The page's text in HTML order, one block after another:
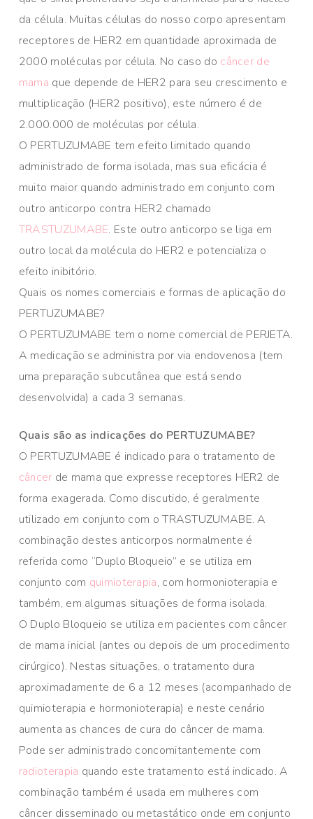
da célula. Muitas células do nosso corpo apresentam
receptores de HER2 em quantidade aproximada de
2000 moléculas por célula. No caso do câncer de
mama que depende de HER2 para seu crescimento e
multiplicação (HER2 positivo), este número é de
2.000.000 de moléculas por célula.
O PERTUZUMABE tem efeito limitado quando
administrado de forma isolada, mas sua eficácia é
muito maior quando administrado em conjunto com
outro anticorpo contra HER2 chamado
TRASTUZUMABE. Este outro anticorpo se liga em
outro local da molécula do HER2 e potencializa o
efeito inibitório.
Quais os nomes comerciais e formas de aplicação do
PERTUZUMABE?
O PERTUZUMABE tem o nome comercial de PERJETA.
A medicação se administra por via endovenosa (tem
uma preparação subcutânea que está sendo
desenvolvida) a cada 3 semanas.
Quais são as indicações do PERTUZUMABE?
O PERTUZUMABE é indicado para o tratamento de
câncer de mama que expresse receptores HER2 de
forma exagerada. Como discutido, é geralmente
utilizado em conjunto com o TRASTUZUMABE. A
combinação destes anticorpos normalmente é
referida como “Duplo Bloqueio” e se utiliza em
conjunto com quimioterapia, com hormonioterapia e
também, em algumas situações de forma isolada.
O Duplo Bloqueio se utiliza em pacientes com câncer
de mama inicial (antes ou depois de um procedimento
cirúrgico). Nestas situações, o tratamento dura
aproximadamente de 6 a 12 meses (acompanhado de
quimioterapia e hormonioterapia) e neste cenário
aumenta as chances de cura do câncer de mama.
Pode ser administrado concomitantemente com
radioterapia quando este tratamento está indicado. A
combinação também é usada em mulheres com
câncer disseminado ou metastático onde em conjunto